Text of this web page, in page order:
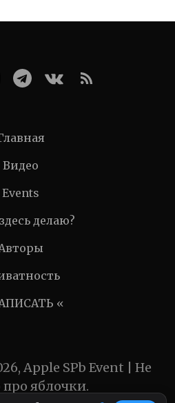
Видео
Events
делаю?
«
Apple SPb Event | Не
про яблочки.